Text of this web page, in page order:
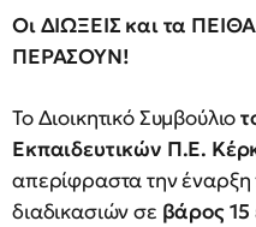
Οι ΔΙΩΞΕΙΣ και τα
ΠΕΡΑΣΟΥΝ!
Το Διοικητικό Συμβούλιο
Εκπαιδευτικών Π.Ε.
απερίφραστα την έναρξη
διαδικασιών σε βάρος 15